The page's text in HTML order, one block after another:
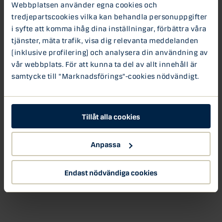
Webbplatsen använder egna cookies och
tredjepartscookies vilka kan behandla personuppgifter
i syfte att komma ihåg dina inställningar, förbättra våra
tjänster, mäta trafik, visa dig relevanta meddelanden
(inklusive profilering) och analysera din användning av
vår webbplats. För att kunna ta del av allt innehåll är
samtycke till "Marknadsförings"-cookies nödvändigt.
Tillåt alla cookies
Anpassa
Endast nödvändiga cookies